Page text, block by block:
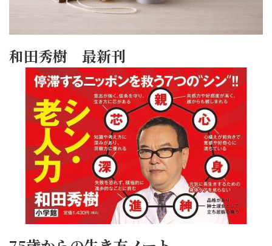
和田秀樹 最新刊